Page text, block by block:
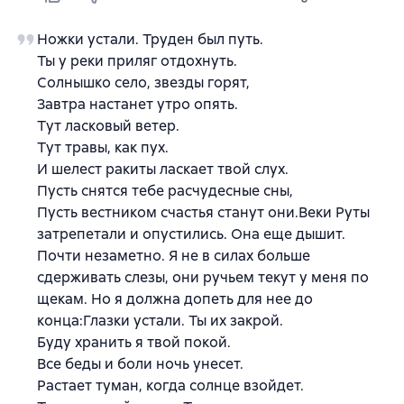
Ножки устали. Труден был путь.
Ты у реки приляг отдохнуть.
Солнышко село, звезды горят,
Завтра настанет утро опять.
Тут ласковый ветер.
Тут травы, как пух.
И шелест ракиты ласкает твой слух.
Пусть снятся тебе расчудесные сны,
Пусть вестником счастья станут они.Веки Руты
затрепетали и опустились. Она еще дышит.
Почти незаметно. Я не в силах больше
сдерживать слезы, они ручьем текут у меня по
щекам. Но я должна допеть для нее до
конца:Глазки устали. Ты их закрой.
Буду хранить я твой покой.
Все беды и боли ночь унесет.
Растает туман, когда солнце взойдет.